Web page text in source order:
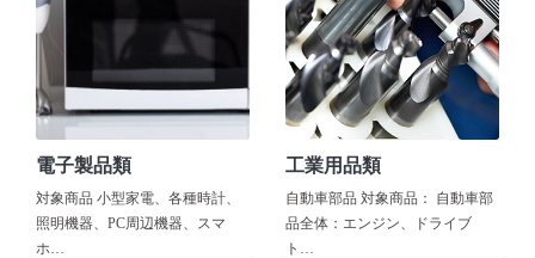
電子製品類
対象商品 小型家電、各種時計、
照明機器、PC周辺機器、スマ
ホ…
工業用品類
自動車部品 対象商品： 自動車部
品全体：エンジン、ドライブ
ト…